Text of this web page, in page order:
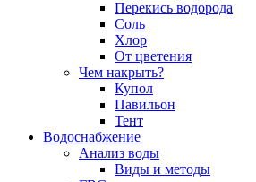
Перекись водорода
Соль
Хлор
От цветения
Чем накрыть?
Купол
Павильон
Тент
Водоснабжение
Анализ воды
Виды и методы